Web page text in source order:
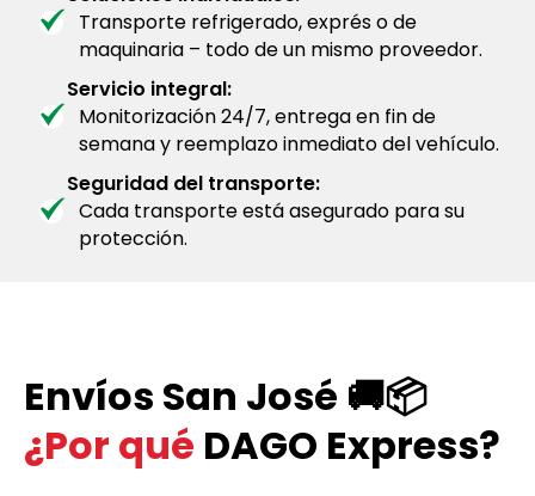
Transporte refrigerado, exprés o de
maquinaria – todo de un mismo proveedor.
Servicio integral:
Monitorización 24/7, entrega en fin de
semana y reemplazo inmediato del vehículo.
Seguridad del transporte:
Cada transporte está asegurado para su
protección.
Envíos San José 🚚📦
¿Por qué DAGO Express?